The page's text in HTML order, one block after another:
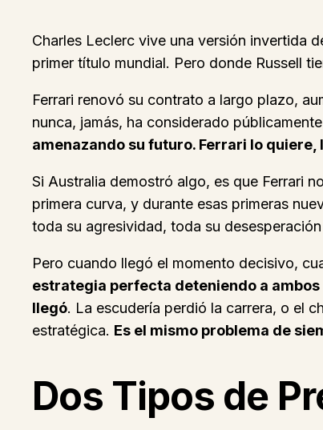
Charles Leclerc vive una versión invertida
primer título mundial. Pero donde Russell
Ferrari renovó su contrato a largo plazo,
nunca, jamás, ha considerado
amenazando su futuro. Ferrari lo
Si Australia demostró algo, es que Ferrari
primera curva, y durante esas primeras
toda su agresividad, toda su
Pero cuando llegó el momento decisivo,
estrategia perfecta deteniendo a
llegó. La escudería perdió la carrera, o el
estratégica. Es el mismo problema de
Dos Tipos de